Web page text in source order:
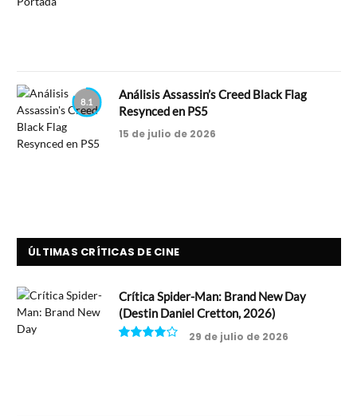
8.1
Análisis Assassin’s Creed Black Flag
Resynced en PS5
15 de julio de 2026
ÚLTIMAS CRÍTICAS DE CINE
Crítica Spider-Man: Brand New Day
(Destin Daniel Cretton, 2026)
29 de julio de 2026